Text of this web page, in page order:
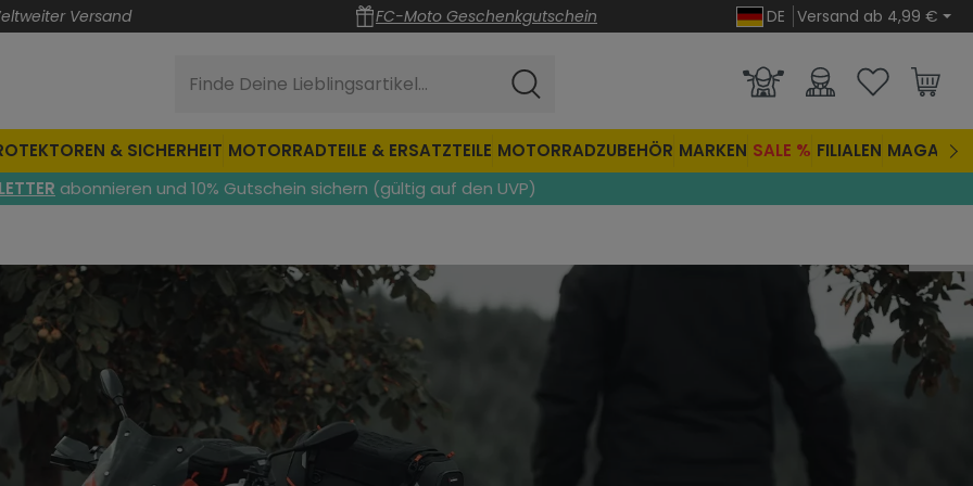
Versand FC-Moto Geschenkgutschein DE Versand ab 4,99 €
Finde Deine Lieblingsartikel...
& SICHERHEIT MOTORRADTEILE & ERSATZTEILE MOTORRADZUBEHÖR MARKEN SALE % FILIALEN MAGAZIN
abonnieren und 10% Gutschein sichern (gültig auf den UVP)